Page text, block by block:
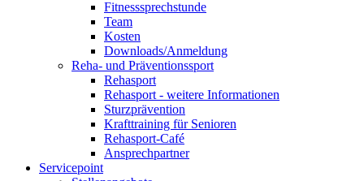
Fitnesssprechstunde
Team
Kosten
Downloads/Anmeldung
Reha- und Präventionssport
Rehasport
Rehasport - weitere Informationen
Sturzprävention
Krafttraining für Senioren
Rehasport-Café
Ansprechpartner
Servicepoint